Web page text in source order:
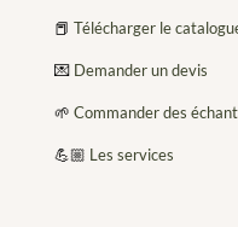
📕 Télécharger le
💌 Demander un devis
🌱 Commander des
💪🏼 Les services